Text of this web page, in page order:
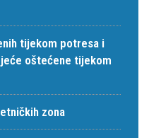
tijekom potresa i
oštećene tijekom
zona